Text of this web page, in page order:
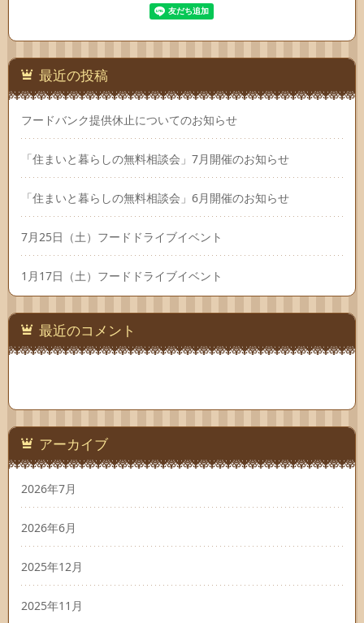
最近の投稿
フードバンク提供休止についてのお知らせ
「住まいと暮らしの無料相談会」7月開催のお知らせ
「住まいと暮らしの無料相談会」6月開催のお知らせ
7月25日（土）フードドライブイベント
1月17日（土）フードドライブイベント
最近のコメント
アーカイブ
2026年7月
2026年6月
2025年12月
2025年11月